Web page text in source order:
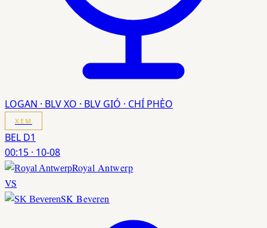
LOGAN · BLV XO · BLV GIÓ · CHÍ PHÈO
XEM
BEL D1
00:15 · 10-08
Royal Antwerp
VS
SK Beveren